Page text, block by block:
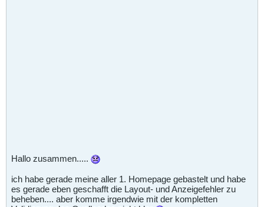
Hallo zusammen.....
ich habe gerade meine aller 1. Homepage gebastelt und habe
es gerade eben geschafft die Layout- und Anzeigefehler zu
beheben.... aber komme irgendwie mit der kompletten